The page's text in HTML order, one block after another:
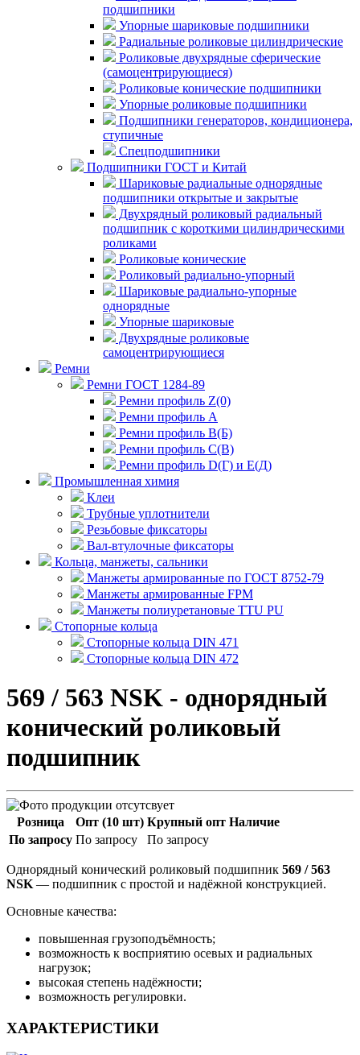
подшипники
Упорные шариковые подшипники
Радиальные роликовые цилиндрические
Роликовые двухрядные сферические
(самоцентрирующиеся)
Роликовые конические подшипники
Упорные роликовые подшипники
Подшипники генераторов, кондиционера,
ступичные
Спецподшипники
Подшипники ГОСТ и Китай
Шариковые радиальные однорядные
подшипники открытые и закрытые
Двухрядный роликовый радиальный
подшипник с короткими цилиндрическими
роликами
Роликовые конические
Роликовый радиально-упорный
Шариковые радиально-упорные
однорядные
Упорные шариковые
Двухрядные роликовые
самоцентрирующиеся
Ремни
Ремни ГОСТ 1284-89
Ремни профиль Z(0)
Ремни профиль А
Ремни профиль В(Б)
Ремни профиль С(В)
Ремни профиль D(Г) и E(Д)
Промышленная химия
Клеи
Трубные уплотнители
Резьбовые фиксаторы
Вал-втулочные фиксаторы
Кольца, манжеты, сальники
Манжеты армированные по ГОСТ 8752-79
Манжеты армированные FPM
Манжеты полиуретановые TTU PU
Стопорные кольца
Стопорные кольца DIN 471
Стопорные кольца DIN 472
569 / 563 NSK - однорядный
конический роликовый
подшипник
Розница Опт (10 шт) Крупный опт Наличие
По запросу По запросу По запросу
Однорядный конический роликовый подшипник 569 / 563
NSK — подшипник с простой и надёжной конструкцией.
Основные качества:
повышенная грузоподъёмность;
возможность к восприятию осевых и радиальных
нагрузок;
высокая степень надёжности;
возможность регулировки.
ХАРАКТЕРИСТИКИ